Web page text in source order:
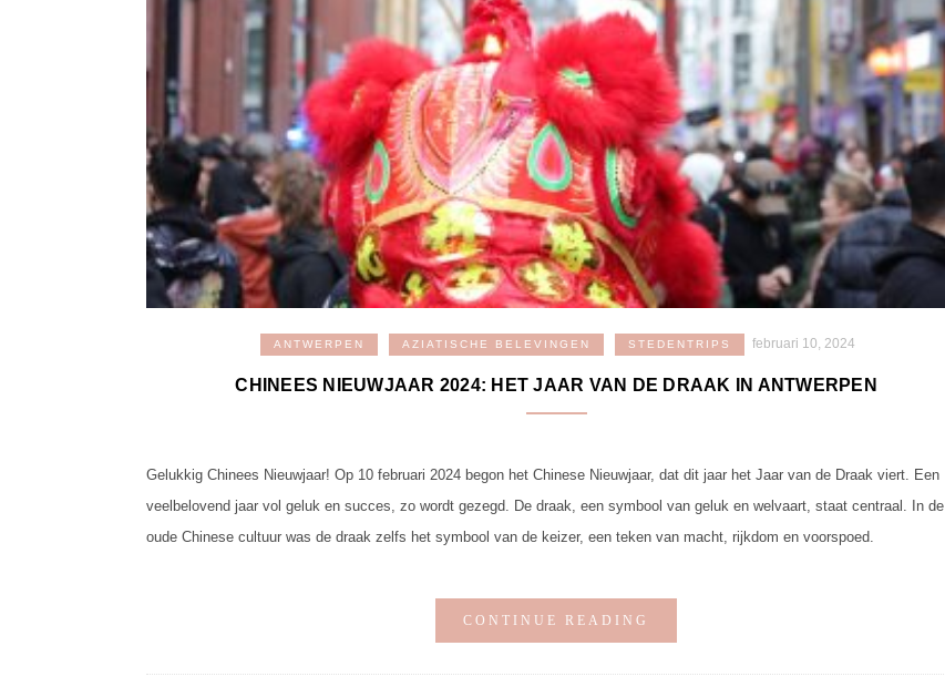
ANTWERPEN AZIATISCHE BELEVINGEN STEDENTRIPS februari 10, 2024
CHINEES NIEUWJAAR 2024: HET JAAR VAN DE DRAAK IN ANTWERPEN
Gelukkig Chinees Nieuwjaar! Op 10 februari 2024 begon het Chinese Nieuwjaar, dat dit jaar het Jaar van de Draak viert. Een
veelbelovend jaar vol geluk en succes, zo wordt gezegd. De draak, een symbool van geluk en welvaart, staat centraal. In de
oude Chinese cultuur was de draak zelfs het symbool van de keizer, een teken van macht, rijkdom en voorspoed.
CONTINUE READING